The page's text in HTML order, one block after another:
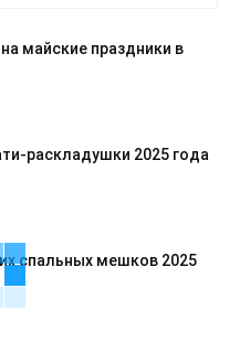
майские праздники в
раскладушки 2025 года
спальных мешков 2025